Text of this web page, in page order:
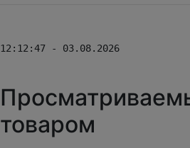
12:12:47 - 03.08.2026
товаром